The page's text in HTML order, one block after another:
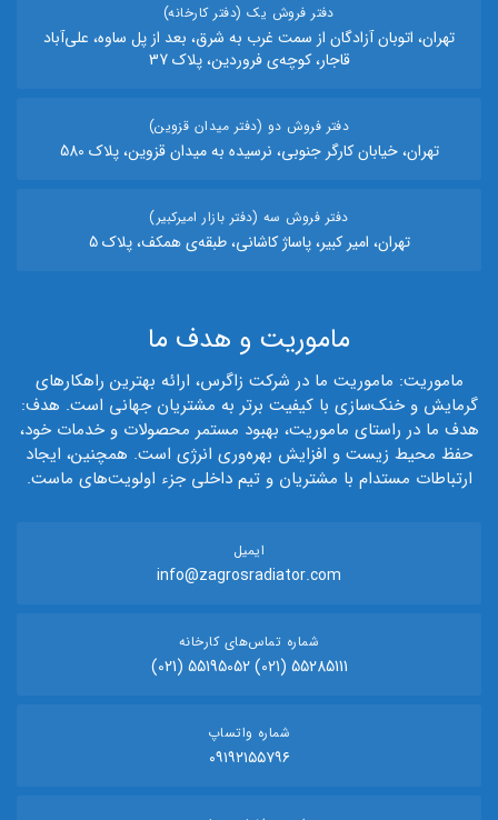
دفتر فروش یک (دفتر کارخانه)
تهران، اتوبان آزادگان از سمت غرب به شرق، بعد از پل ساوه، علی‌آباد
قاجار، کوچه‌ی فروردین، پلاک 37
دفتر فروش دو (دفتر میدان قزوین)
تهران، خیابان کارگر جنوبی، نرسیده به میدان قزوین، پلاک 580
دفتر فروش سه (دفتر بازار امیرکبیر)
تهران، امیر کبیر، پاساژ کاشانی، طبقه‌ی همکف، پلاک 5
ماموریت و هدف ما
ماموریت: ماموریت ما در شرکت زاگرس، ارائه بهترین راهکارهای
گرمایش و خنک‌سازی با کیفیت برتر به مشتریان جهانی است. هدف:
هدف ما در راستای ماموریت، بهبود مستمر محصولات و خدمات خود،
حفظ محیط زیست و افزایش بهره‌وری انرژی است. همچنین، ایجاد
ارتباطات مستدام با مشتریان و تیم داخلی جزء اولویت‌های ماست.
ایمیل
info@zagrosradiator.com
شماره تماس‌های کارخانه
55285111 (021) 55195052 (021)
شماره‌ واتساپ
۰۹۱۹۲۱۵۵۷۹۶